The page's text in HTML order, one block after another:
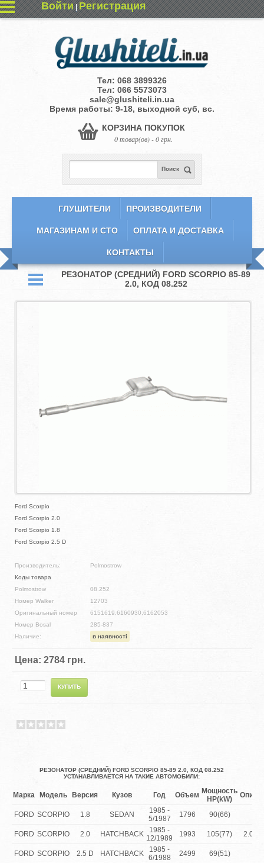
Войти|Регистрация
Тел: 068 3899326
Тел: 066 5573073
sale@glushiteli.in.ua
Время работы: 9-18, выходной суб, вс.
КОРЗИНА ПОКУПОК
0 товар(ов) - 0 грн.
Поиск
ГЛУШИТЕЛИ ПРОИЗВОДИТЕЛИ
МАГАЗИНАМ И СТО ОПЛАТА И ДОСТАВКА
КОНТАКТЫ
РЕЗОНАТОР (СРЕДНИЙ) FORD SCORPIO 85-89
2.0, КОД 08.252
Ford Scorpio
Ford Scorpio 2.0
Ford Scorpio 1.8
Ford Scorpio 2.5 D
Производитель:
Polmostrow
Коды товара
Polmostrow
08.252
Номер Walker
12703
Оригинальный номер
6151619,6160930,6162053
Номер Bosal
285-837
Наличие:
в наявності
Цена:2784 грн.
РЕЗОНАТОР (СРЕДНИЙ) FORD SCORPIO 85-89 2.0, КОД 08.252
УСТАНАВЛИВАЕТСЯ НА ТАКИЕ АВТОМОБИЛИ:
Марка Модель Версия Кузов Год Объем Мощность
HP(kW)
FORD SCORPIO 1.8 SEDAN
1985 -
5/1987
1796 90(66)
FORD SCORPIO 2.0 HATCHBACK
1985 -
12/1989
1993 105(77) 2.0
FORD SCORPIO 2.5 D HATCHBACK
1985 -
6/1988
2499 69(51)